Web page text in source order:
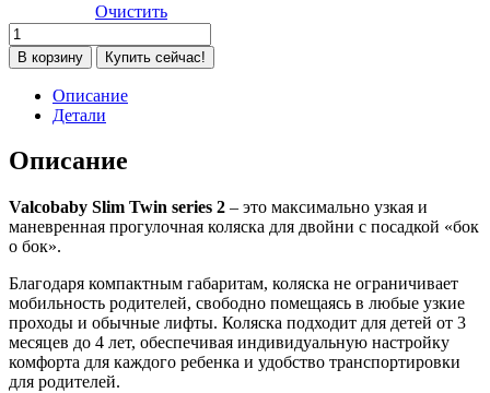
Очистить
Количество
товара
Прогулочная
коляска
двойни
Valco
Baby
Twin
Series
2,
(Черный)
В корзину Купить сейчас!
Описание
Детали
Описание
Valcobaby Slim Twin series 2 – это максимально узкая и
маневренная прогулочная коляска для двойни с посадкой «бок
о бок».
Благодаря компактным габаритам, коляска не ограничивает
мобильность родителей, свободно помещаясь в любые узкие
проходы и обычные лифты. Коляска подходит для детей от 3
месяцев до 4 лет, обеспечивая индивидуальную настройку
комфорта для каждого ребенка и удобство транспортировки
для родителей.